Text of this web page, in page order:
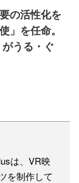
の活性化を
」を任命。
うる・ぐ
は、VR映
を制作して